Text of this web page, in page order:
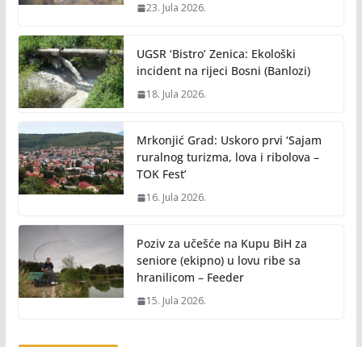
23. Jula 2026.
UGSR ‘Bistro’ Zenica: Ekološki
incident na rijeci Bosni (Banlozi)
18. Jula 2026.
Mrkonjić Grad: Uskoro prvi ‘Sajam
ruralnog turizma, lova i ribolova –
TOK Fest’
16. Jula 2026.
Poziv za učešće na Kupu BiH za
seniore (ekipno) u lovu ribe sa
hranilicom – Feeder
15. Jula 2026.